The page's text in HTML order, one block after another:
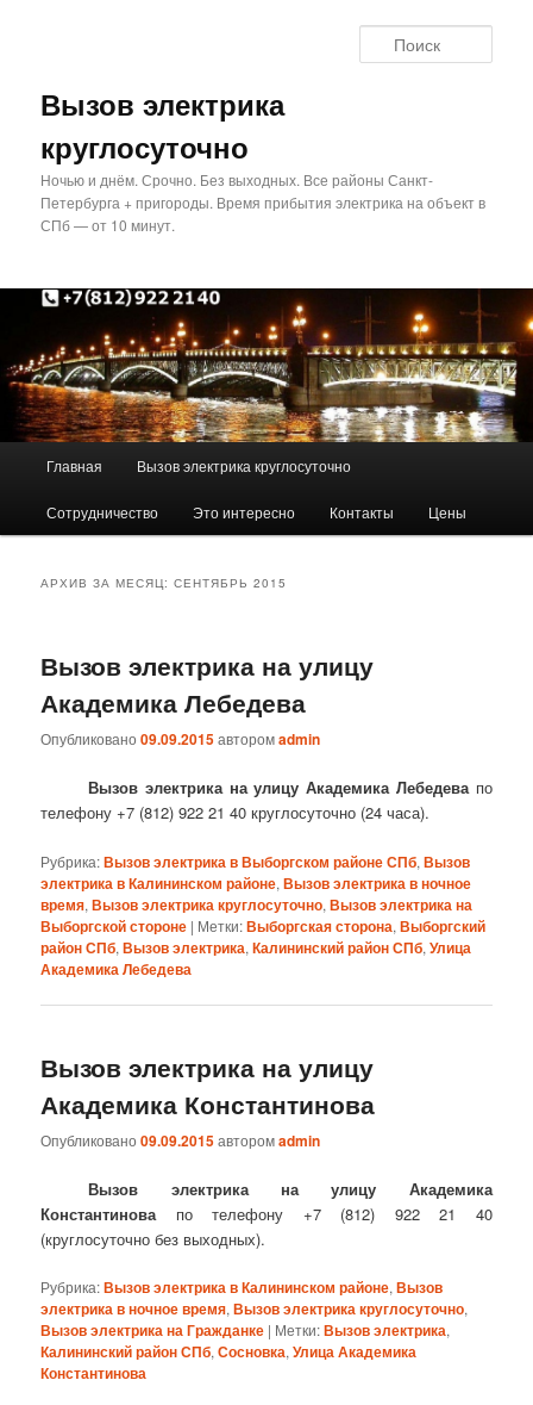
Вызов электрика
круглосуточно
Ночью и днём. Срочно. Без выходных. Все районы Санкт-
Петербурга + пригороды. Время прибытия электрика на объект в
СПб — от 10 минут.
Главная Вызов электрика круглосуточно
Сотрудничество Это интересно Контакты Цены
АРХИВ ЗА МЕСЯЦ:СЕНТЯБРЬ 2015
Вызов электрика на улицу
Академика Лебедева
Опубликовано09.09.2015авторомadmin
Вызов электрика на улицу Академика Лебедевапо
телефону +7 (812) 922 21 40 круглосуточно (24 часа).
Рубрика:Вызов электрика в Выборгском районе СПб,Вызов
электрика в Калининском районе,Вызов электрика в ночное
время,Вызов электрика круглосуточно,Вызов электрика на
Выборгской стороне | Метки:Выборгская сторона,Выборгский
район СПб,Вызов электрика,Калининский район СПб,Улица
Академика Лебедева
Вызов электрика на улицу
Академика Константинова
Опубликовано09.09.2015авторомadmin
Вызов электрика на улицу Академика
Константиновапо телефону +7 (812) 922 21 40
(круглосуточно без выходных).
Рубрика:Вызов электрика в Калининском районе,Вызов
электрика в ночное время,Вызов электрика круглосуточно,
Вызов электрика на Гражданке | Метки:Вызов электрика,
Калининский район СПб,Сосновка,Улица Академика
Константинова